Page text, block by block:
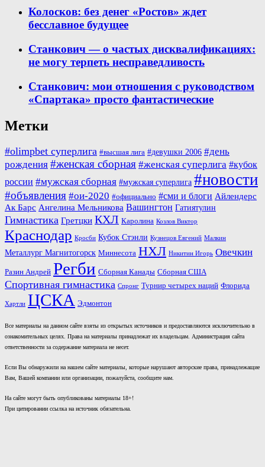
Колосков: без денег «Ростов» ждет
бесславное будущее
Станкович — о частых дисквалификациях:
не могу терпеть несправедливость
Станкович: мои отношения с руководством
«Спартака» просто фантастические
Метки
#olimpbet суперлига #высшая лига #девушки 2006 #день
рождения #женская сборная #женская суперлига #кубок
россии #мужская сборная #мужская суперлига #новости
#объявления #ои-2020 #официально #сми и блоги Айлендерс
Ак Барс Ангелина Мельникова Вашингтон Гатиятулин
Гимнастика Гретцки КХЛ Каролина Козлов Виктор
Краснодар Кросби Кубок Стэнли Кузнецов Евгений Малкин
Металлург Магнитогорск Миннесота НХЛ Никитин Игорь Овечкин
Разин Андрей Регби Сборная Канады Сборная США
Спортивная гимнастика Спронг Турнир четырех наций Флорида
Хартли ЦСКА Эдмонтон
Все материалы на данном сайте взяты из открытых источников и предоставляются исключительно в
ознакомительных целях. Права на материалы принадлежат их владельцам. Администрация сайта
ответственности за содержание материала не несет.
Если Вы обнаружили на нашем сайте материалы, которые нарушают авторские права, принадлежащие
Вам, Вашей компании или организации, пожалуйста, сообщите нам.
На сайте могут быть опубликованы материалы 18+!
При цитировании ссылка на источник обязательна.